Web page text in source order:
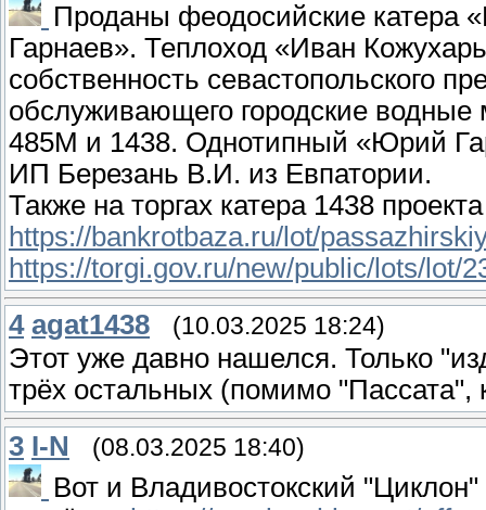
Проданы феодосийские катера
Гарнаев». Теплоход «Иван
собственность севастопольского
обслуживающего городские
485М и 1438. Однотипный «Юрий
ИП Березань В.И. из Евпатории.
Также на торгах катера 1438
https://bankrotbaza.ru/lot/
https://torgi.gov.ru/new/public/lots/lot/
4 agat1438 (10.03.2025 18:24)
Этот уже давно нашелся. Только
трёх остальных (помимо "Пассата",
3 I-N (08.03.2025 18:40)
Вот и Владивостокский "Циклон"